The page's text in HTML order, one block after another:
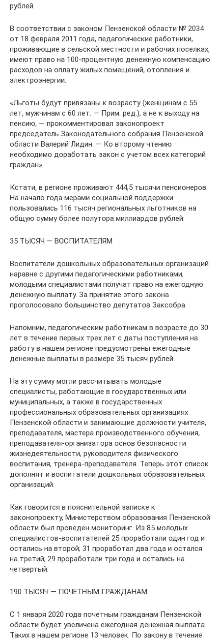
рублей.
В соответствии с законом Пензенской области № 2034
от 18 февраля 2011 года, педагогические работники,
проживающие в сельской местности и рабочих поселках,
имеют право на 100­-процентную денежную компенсацию
расходов на оплату жилых помещений, отопления и
электроэнергии.
«Льготы будут привязаны к возрасту (женщинам с 55
лет, мужчинам с 60 лет. — Прим. ред.), а не к выходу на
пенсию, — прокомментировал законопроект
председатель Законодательного собрания Пензенской
области Валерий Лидин. — Ко второму чтению
необходимо доработать закон с учетом всех категорий
граждан».
Кстати, в регионе проживают 444,5 тысячи пенсионеров.
На начало года мерами социальной поддержки
пользовались 116 тысяч региональных льготников на
общую сумму более полутора миллиардов рублей.
35 ТЫСЯЧ — ВОСПИТАТЕЛЯМ
Воспитатели дошкольных образовательных организаций
наравне с другими педагогическими работниками,
молодыми специалистами получат право на ежегодную
денежную выплату. За принятие этого закона
проголосовало большинство депутатов Заксобра.
Напомним, педагогическим работникам в возрасте до 30
лет в течение первых трех лет с даты поступления на
работу в нашем регионе предусмотрены ежегодные
денежные выплаты в размере 35 тысяч рублей.
На эту сумму могли рассчитывать молодые
специалисты, работающие в государственных или
муниципальных, а также в государственных
профессиональных образовательных организациях
Пензенской области и занимающие должности учителя,
преподавателя, мастера производственного обучения,
преподавателя­-организатора основ безопасности
жизнедеятельности, руководителя физического
воспитания, тренера-­преподавателя. Теперь этот список
дополнят и воспитатели дошкольных образовательных
организаций.
Как говорится в пояснительной записке к
законопроекту, Министерством образования Пензенской
области был проведен мониторинг. Из 85 молодых
специалистов-­воспитателей 25 проработали один год и
остались на второй; 31 проработал два года и остался
на третий; 29 проработали три года и остались на
четвертый.
190 ТЫСЯЧ — ПОЧЕТНЫМ ГРАЖДАНАМ
С 1 января 2020 года почетным гражданам Пензенской
области будет увеличена ежегодная денежная выплата.
Таких в нашем регионе 13 человек. По закону в течение